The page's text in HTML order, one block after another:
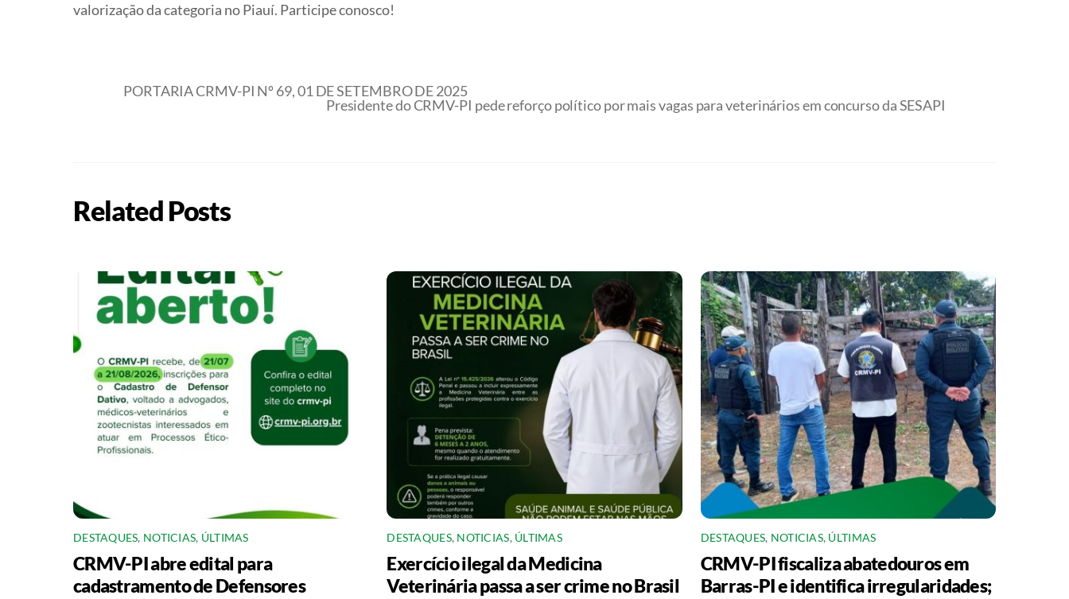
valorização da categoria no Piauí. Participe conosco!
PORTARIA CRMV-PI Nº 69, 01 DE SETEMBRO DE 2025
Presidente do CRMV-PI pede reforço político por mais vagas para veterinários em concurso da SESAPI
Related Posts
DESTAQUES, NOTICIAS, ÚLTIMAS
CRMV-PI abre edital para
cadastramento de Defensores
DESTAQUES, NOTICIAS, ÚLTIMAS
Exercício ilegal da Medicina
Veterinária passa a ser crime no Brasil
DESTAQUES, NOTICIAS, ÚLTIMAS
CRMV-PI fiscaliza abatedouros em
Barras-PI e identifica irregularidades;